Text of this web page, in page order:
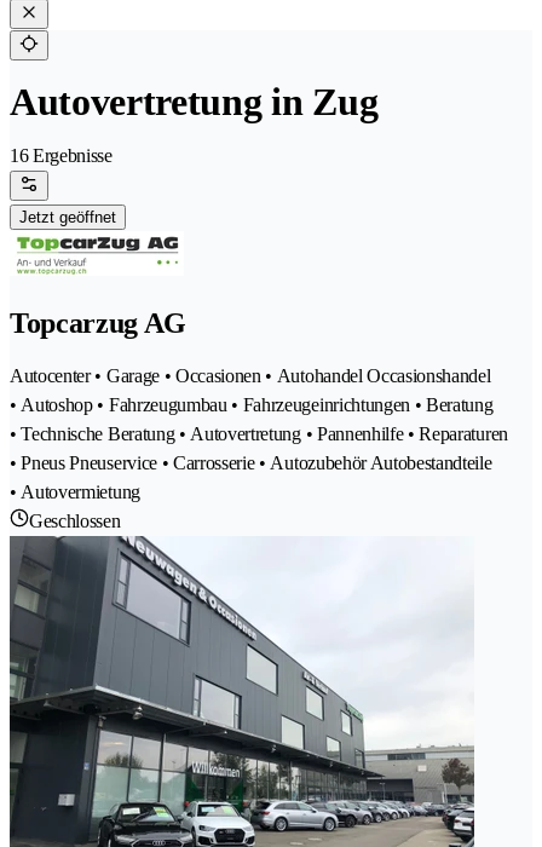
Autovertretung in Zug
16 Ergebnisse
Jetzt geöffnet
Topcarzug AG
Autocenter • Garage • Occasionen • Autohandel Occasionshandel
• Autoshop • Fahrzeugumbau • Fahrzeugeinrichtungen • Beratung
• Technische Beratung • Autovertretung • Pannenhilfe • Reparaturen
• Pneus Pneuservice • Carrosserie • Autozubehör Autobestandteile
• Autovermietung
Geschlossen